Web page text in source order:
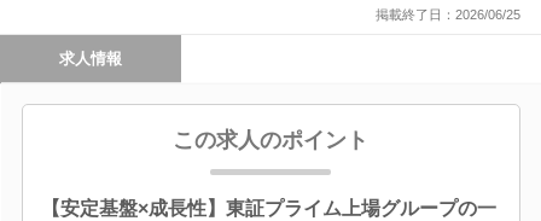
掲載終了日：2026/06/25
求人情報
この求人のポイント
【安定基盤×成長性】東証プライム上場グループの一